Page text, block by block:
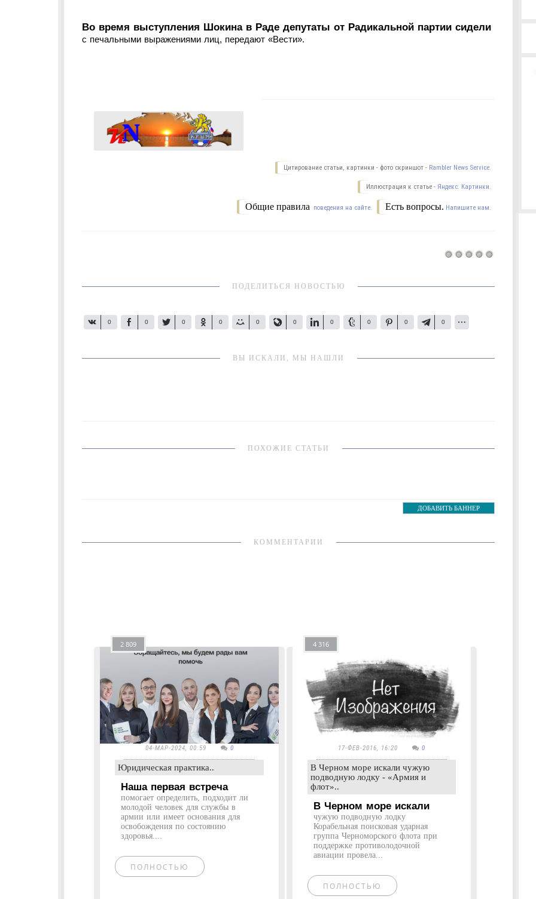
Во время выступления Шокина в Раде депутаты от Радикальной партии сидели
с печальными выражениями лиц, передают «Вести».
Цитирование статьи, картинки - фото скриншот - Rambler News Service.
Иллюстрация к статье - Яндекс. Картинки.
Есть вопросы. Напишите нам.
Общие правила поведения на сайте.
ПОДЕЛИТЬСЯ НОВОСТЬЮ
0 0 0 0 0 0 0 0 0 0
ВЫ ИСКАЛИ, МЫ НАШЛИ
ПОХОЖИЕ СТАТЬИ
ДОБАВИТЬ БАННЕР
КОММЕНТАРИИ
2 809
04-МАР-2024, 00:59 0
Юридическая практика..
Наша первая встреча
помогает определить, подходит ли
молодой человек для службы в
армии или имеет основания для
освобождения по состоянию
здоровья....
ПОЛНОСТЬЮ
4 316
17-ФЕВ-2016, 16:20 0
В Черном море искали чужую
подводную лодку - «Армия и
флот»..
В Черном море искали
чужую подводную лодку
Корабельная поисковая ударная
группа Черноморского флота при
поддержке противолодочной
авиации провела...
ПОЛНОСТЬЮ